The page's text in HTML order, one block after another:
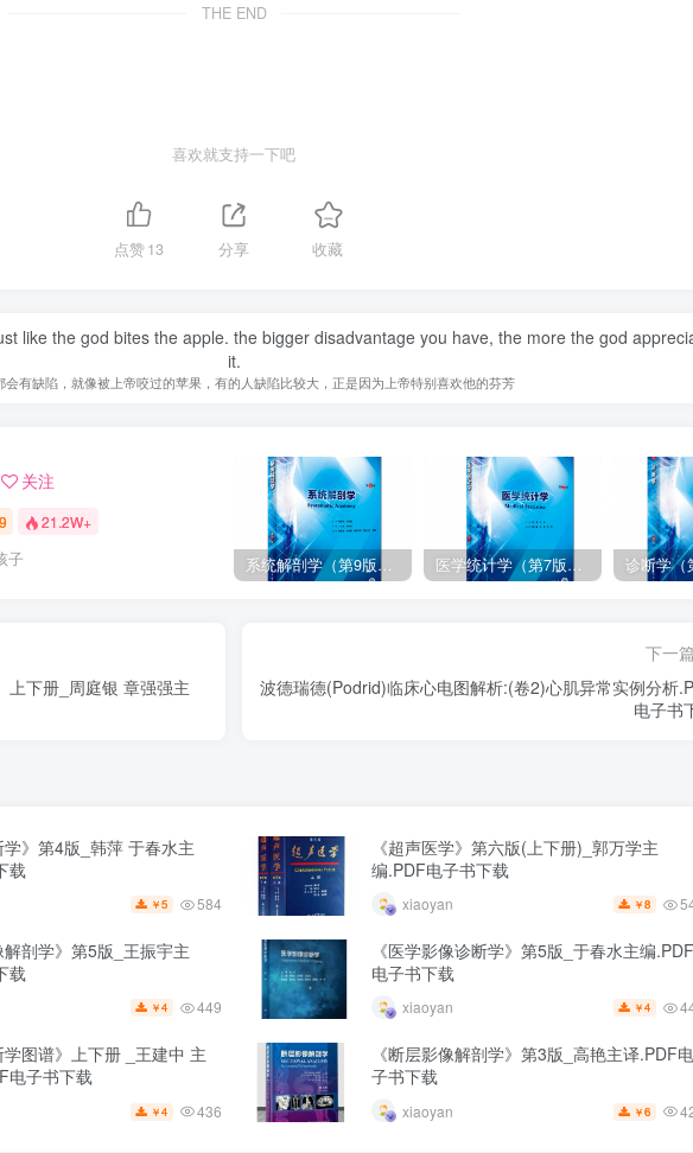
THE END
喜欢就支持一下吧
点赞13 分享 收藏
like the god bites the apple. the bigger disadvantage you have, the more the god
it.
会有缺陷，就像被上帝咬过的苹果，有的人缺陷比较大，正是因为上帝特别喜欢他的芬芳
关注
9 21.2W+
子 系统解剖学（第9版）丁文龙主编_人卫版教材.PDF电子书下载 医学统计学（第7版）李康主编_人卫版教材.PDF电子书下载
上下册_周庭银 章强强主
下一
波德瑞德(Podrid)临床心电图解析:(卷2)心肌异常实例分析
电子书
学》第4版_韩萍 于春水主
载
￥5 584
《超声医学》第六版(上下册)_郭万学主
编.PDF电子书下载
xiaoyan ￥8
解剖学》第5版_王振宇主
载
￥4 449
《医学影像诊断学》第5版_于春水主编.PDF
电子书下载
xiaoyan ￥4
学图谱》上下册 _王建中 主
电子书下载
￥4 436
《断层影像解剖学》第3版_高艳主译.PDF电
子书下载
xiaoyan ￥6